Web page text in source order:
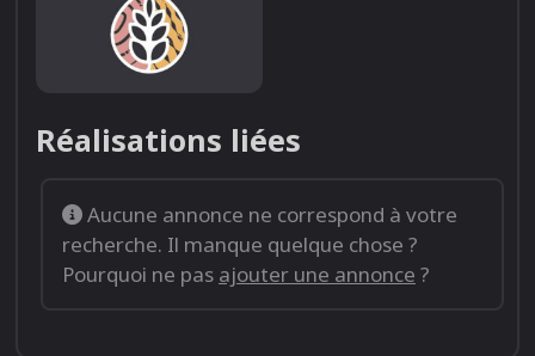
Réalisations liées
Aucune annonce ne correspond à votre
recherche. Il manque quelque chose ?
Pourquoi ne pas ajouter une annonce ?